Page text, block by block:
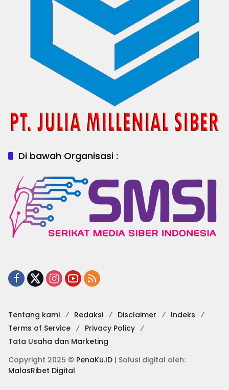
Di bawah Organisasi :
Tentang kami Redaksi Disclaimer
Indeks
Terms of Service
Privacy Policy
Tata Usaha dan Marketing
Copyright 2025 © PenaKu.ID | Solusi digital oleh:
MalasRibet Digital